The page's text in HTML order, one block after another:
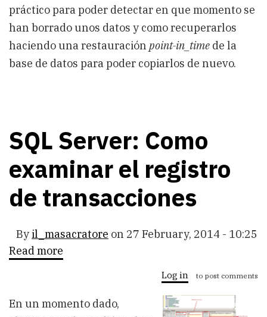
práctico para poder detectar en que momento se
han borrado unos datos y como recuperarlos
haciendo una restauración point-in_time de la
base de datos para poder copiarlos de nuevo.
SQL Server: Como
examinar el registro
de transacciones
Byil_masacratore on 27 February, 2014 - 10:25
Read more
el
Log in to post comments
En un momento dado,